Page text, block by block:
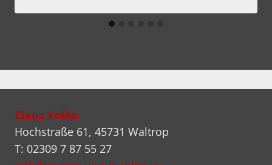
Claus Volke
Hochstraße 61, 45731 Waltrop
T: 02309 7 87 55 27